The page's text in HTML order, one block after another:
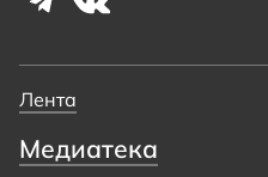
Лента
Медиатека